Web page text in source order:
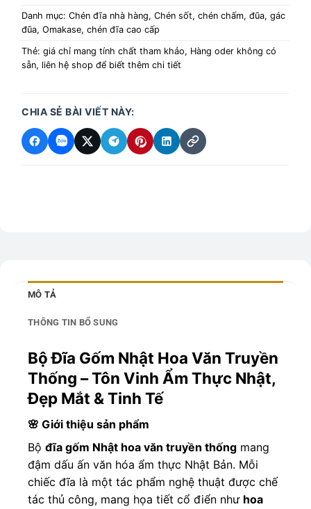
Danh mục: Chén đĩa nhà hàng, Chén sốt, chén chấm, đũa, gác
đũa, Omakase, chén đĩa cao cấp
Thẻ: giá chỉ mang tính chất tham khảo, Hàng oder không có
sẵn, liên hệ shop để biết thêm chi tiết
CHIA SẺ BÀI VIẾT NÀY:
MÔ TẢ
THÔNG TIN BỔ SUNG
Bộ Đĩa Gốm Nhật Hoa Văn Truyền
Thống – Tôn Vinh Ẩm Thực Nhật,
Đẹp Mắt & Tinh Tế
🌸 Giới thiệu sản phẩm
Bộ đĩa gốm Nhật hoa văn truyền thống mang
đậm dấu ấn văn hóa ẩm thực Nhật Bản. Mỗi
chiếc đĩa là một tác phẩm nghệ thuật được chế
tác thủ công, mang họa tiết cổ điển như hoa